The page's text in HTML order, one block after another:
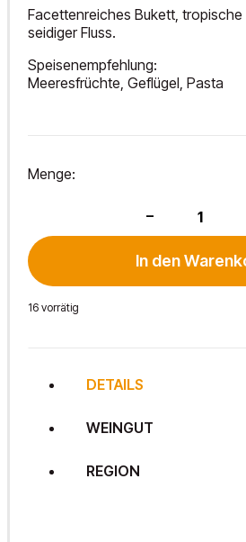
Facettenreiches Bukett, tropische
seidiger Fluss.
Speisenempfehlung:
Meeresfrüchte, Geflügel, Pasta
Menge:
-
Menge
In den
16 vorrätig
DETAILS
WEINGUT
REGION